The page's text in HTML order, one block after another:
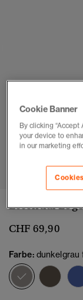
Essential
CHF 69,90
Farbe: dunkelgrau
Cookie Banner
By clicking
your device to
in our marketing